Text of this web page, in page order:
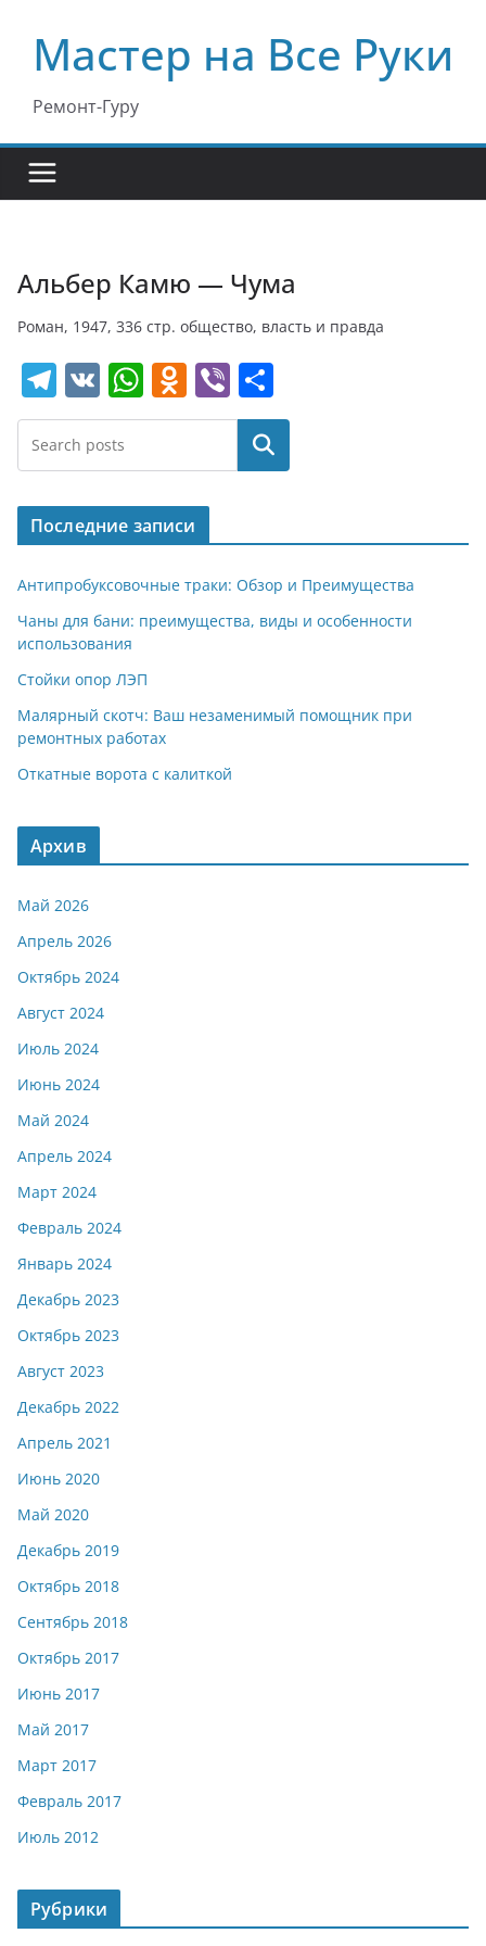
содержимому
Мастер на Все Руки
Ремонт-Гуру
Альбер Камю — Чума
Роман, 1947, 336 стр. общество, власть и правда
T
el
e
gr
a
m
V
K
W
h
s
A
p
p
O
d
o
kl
a
ss
ni
Vi
b
er
т
п
р
в
и
т
Поиск
Последние записи
Антипробуксовочные траки: Обзор и Преимущества
Чаны для бани: преимущества, виды и особенности
использования
Стойки опор ЛЭП
Малярный скотч: Ваш незаменимый помощник при
ремонтных работах
Откатные ворота с калиткой
Архив
Май 2026
Апрель 2026
Октябрь 2024
Август 2024
Июль 2024
Июнь 2024
Май 2024
Апрель 2024
Март 2024
Февраль 2024
Январь 2024
Декабрь 2023
Октябрь 2023
Август 2023
Декабрь 2022
Апрель 2021
Июнь 2020
Май 2020
Декабрь 2019
Октябрь 2018
Сентябрь 2018
Октябрь 2017
Июнь 2017
Май 2017
Март 2017
Февраль 2017
Июль 2012
Рубрики